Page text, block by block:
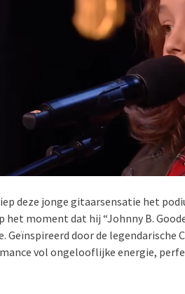
deze jonge gitaarsensatie het
het moment dat hij “Johnny B.
Geïnspireerd door de legendarische
vol ongelooflijke energie,